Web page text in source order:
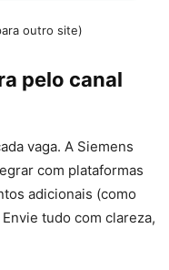
outro site)
pelo canal
vaga. A Siemens
com plataformas
adicionais (como
tudo com clareza,